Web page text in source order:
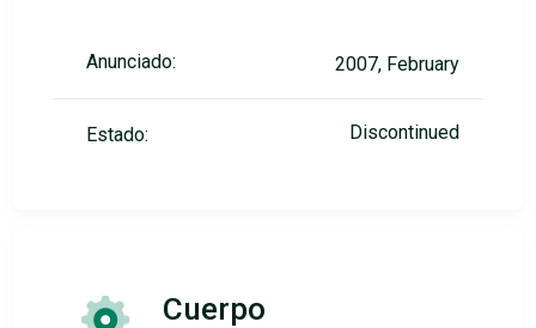
Anunciado: 2007, February
Estado: Discontinued
Cuerpo